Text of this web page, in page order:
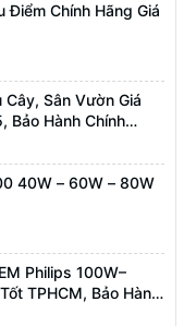
Điểm Chính Hãng Giá
Cây, Sân Vườn Giá
Bảo Hành Chính
40W – 60W – 80W
Philips 100W–
TPHCM, Bảo Hành